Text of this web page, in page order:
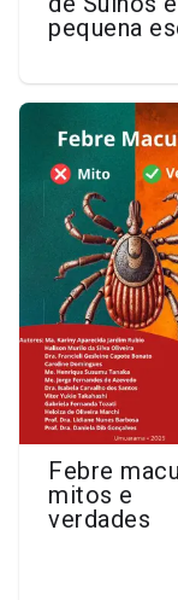
pequena
Febre
mitos e
verdades